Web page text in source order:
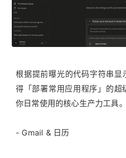
根据提前曝光的代码字符串
得「部署常用应用程序」的超
你日常使用的核心生产力工具。
- Gmail & 日历